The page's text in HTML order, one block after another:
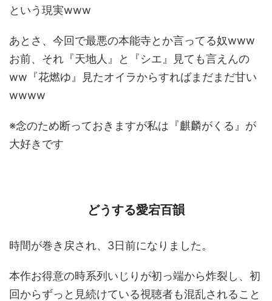
という現実www
あとさ、今回で最悪の本能寺とか言ってる奴www
お前、それ『天地人』と『シエ』見ても言えんの
ww『花燃ゆ』見たオイラからすればまだまだ甘い
wwww
※念のため断っておきますが私は『麒麟がくる』が
大好きです
どうする愛宕百韻
時間が巻き戻され、3日前になりました。
本作お得意の時系列いじりが初っ端から炸裂し、初
回からずっと見続けている視聴者も混乱されること